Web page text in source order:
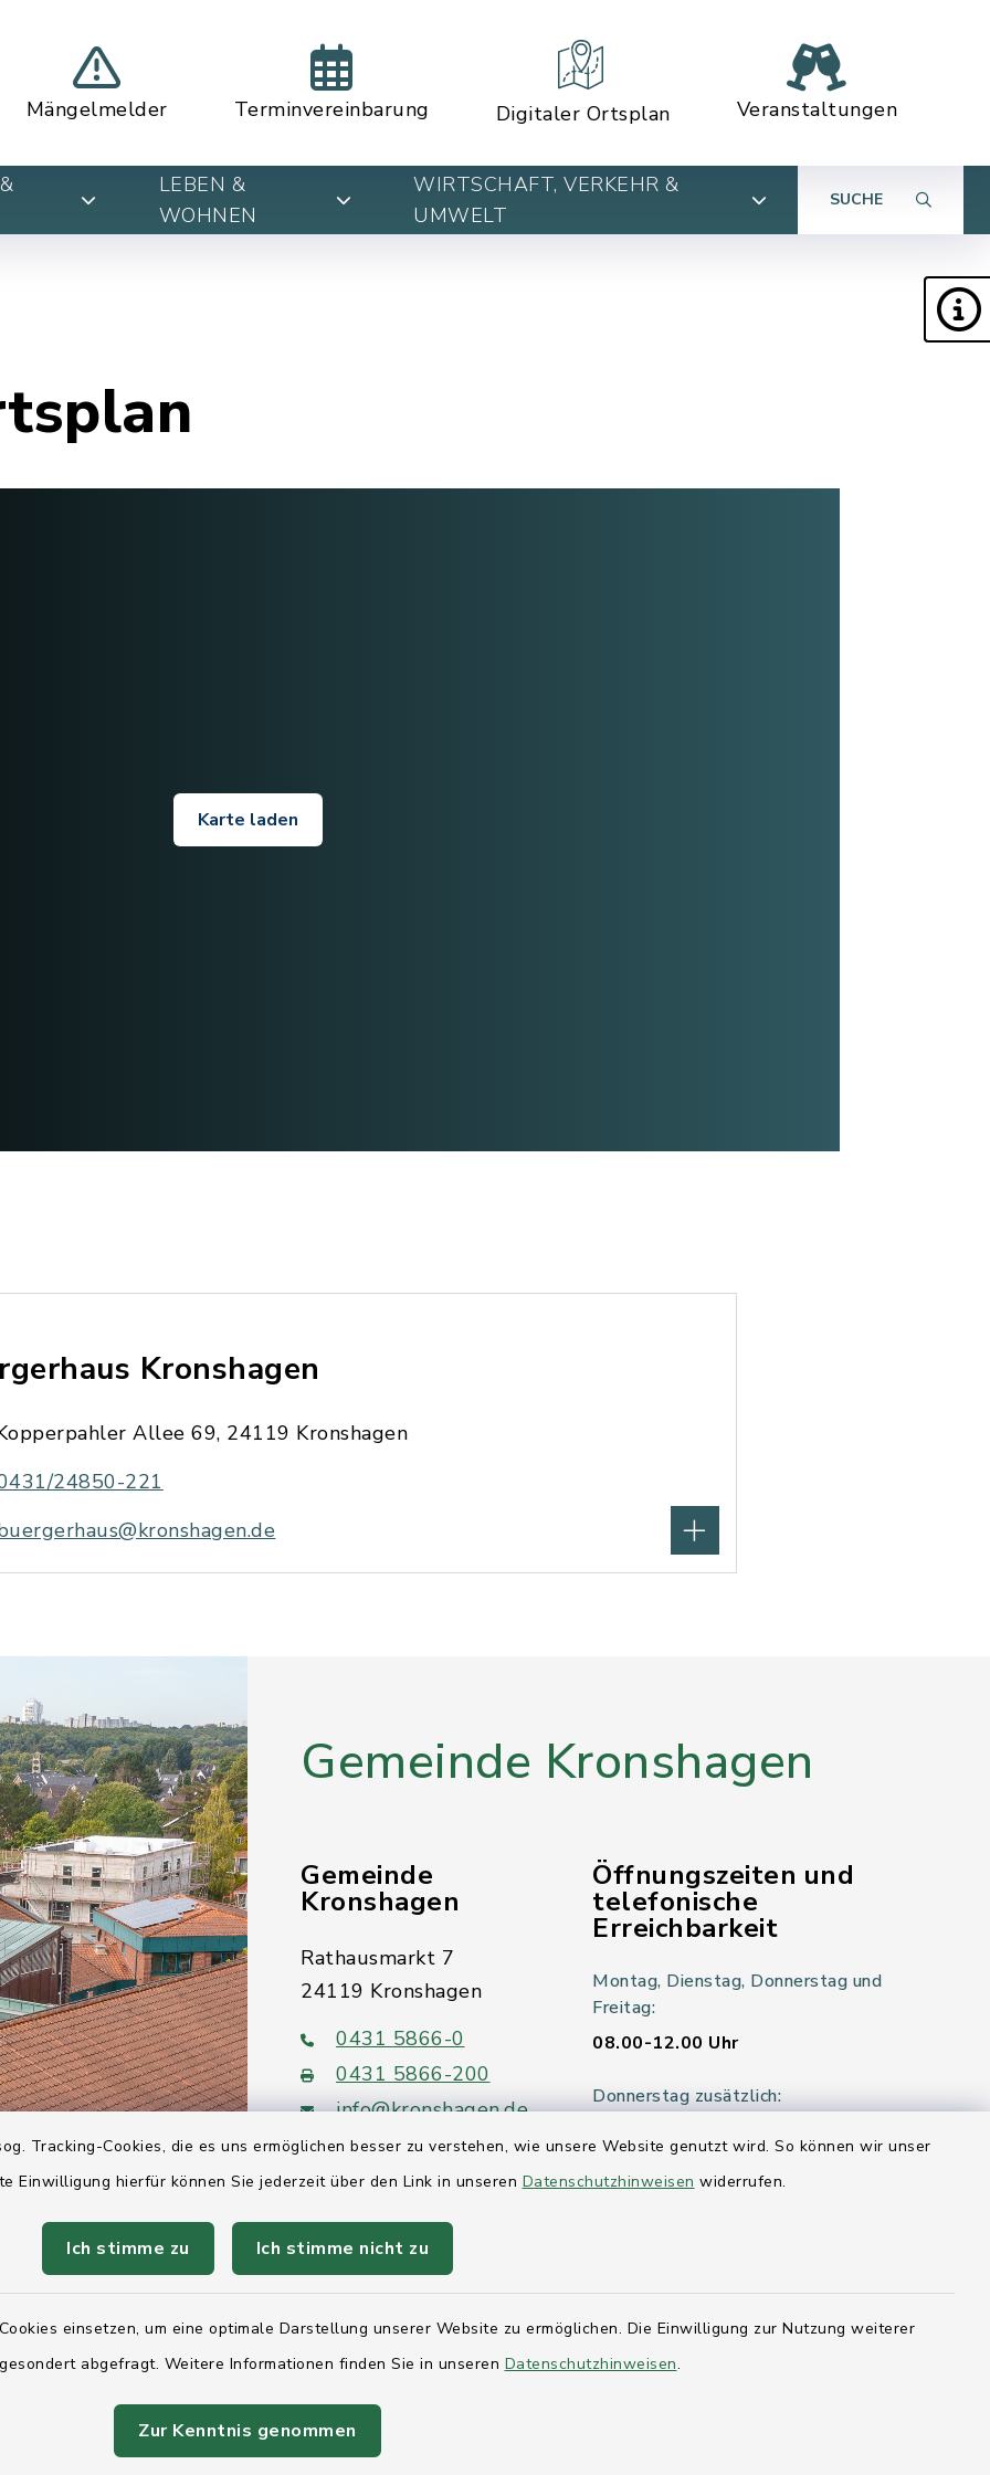
Tracking-Cookies, die es uns ermöglichen besser zu verstehen, wie unsere Website genutzt wird. So können wir unser
Einwilligung hierfür können Sie jederzeit über den Link in unseren Datenschutzhinweisen widerrufen.
Ich stimme zu Ich stimme nicht zu
einsetzen, um eine optimale Darstellung unserer Website zu ermöglichen. Die Einwilligung zur Nutzung weiterer
abgefragt. Weitere Informationen finden Sie in unseren Datenschutzhinweisen.
Zur Kenntnis genommen
Mängelmelder Terminvereinbarung Digitaler Ortsplan Veranstaltungen
LEBEN &
WOHNEN
WIRTSCHAFT, VERKEHR &
UMWELT
SUCHE
Karte laden
Kronshagen
Allee 69, 24119 Kronshagen
24850-221
Gemeinde Kronshagen
Gemeinde
Kronshagen
Rathausmarkt 7
24119 Kronshagen
0431 5866-0
0431 5866-200
info@kronshagen.de
Öffnungszeiten und
telefonische
Erreichbarkeit
Montag, Dienstag, Donnerstag und
Freitag:
08.00-12.00 Uhr
Donnerstag zusätzlich:
Mittwoch:
Quicklinks
Ihre Behördennummer 115
Landesregierung Schleswig-
Kreis Rendsburg-Eckernförde